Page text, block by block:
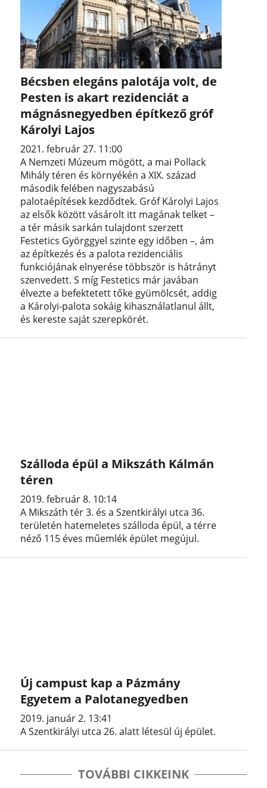
Bécsben elegáns palotája volt, de
Pesten is akart rezidenciát a
mágnásnegyedben építkező gróf
Károlyi Lajos
2021. február 27. 11:00
A Nemzeti Múzeum mögött, a mai Pollack
Mihály téren és környékén a XIX. század
második felében nagyszabású
palotaépítések kezdődtek. Gróf Károlyi Lajos
az elsők között vásárolt itt magának telket –
a tér másik sarkán tulajdont szerzett
Festetics Györggyel szinte egy időben –, ám
az építkezés és a palota rezidenciális
funkciójának elnyerése többször is hátrányt
szenvedett. S míg Festetics már javában
élvezte a befektetett tőke gyümölcsét, addig
a Károlyi-palota sokáig kihasználatlanul állt,
és kereste saját szerepkörét.
Szálloda épül a Mikszáth Kálmán
téren
2019. február 8. 10:14
A Mikszáth tér 3. és a Szentkirályi utca 36.
területén hatemeletes szálloda épül, a térre
néző 115 éves műemlék épület megújul.
Új campust kap a Pázmány
Egyetem a Palotanegyedben
2019. január 2. 13:41
A Szentkirályi utca 26. alatt létesül új épület.
TOVÁBBI CIKKEINK